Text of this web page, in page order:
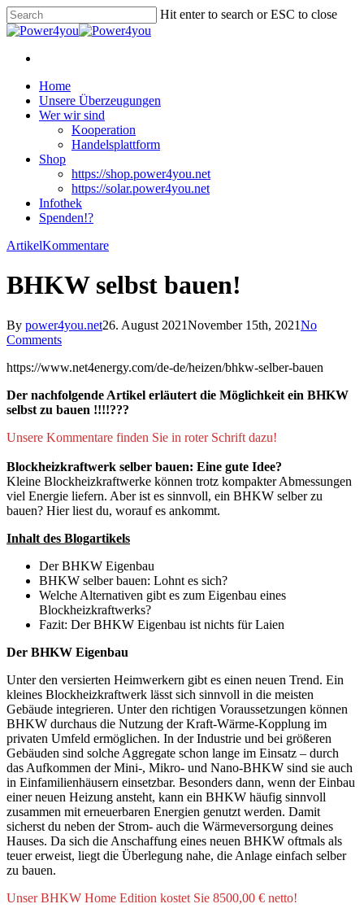
Skip
to
content
Hit enter to search or ESC to close
Close
Menu
Menu
Home
Unsere Überzeugungen
Wer wir sind
Kooperation
Handelsplattform
Shop
https://shop.power4you.net
https://solar.power4you.net
Infothek
Spenden!?
ArtikelKommentare
BHKW selbst bauen!
By power4you.net26. August 2021November 15th, 2021No
Comments
https://www.net4energy.com/de-de/heizen/bhkw-selber-bauen
Der nachfolgende Artikel erläutert die Möglichkeit ein BHKW
selbst zu bauen !!!!???
Unsere Kommentare finden Sie in roter Schrift dazu!
Blockheizkraftwerk selber bauen: Eine gute Idee?
Kleine Blockheizkraftwerke können trotz kompakter Abmessungen
viel Energie liefern. Aber ist es sinnvoll, ein BHKW selber zu
bauen? Hier liest du, worauf es ankommt.
Inhalt des Blogartikels
Der BHKW Eigenbau
BHKW selber bauen: Lohnt es sich?
Welche Alternativen gibt es zum Eigenbau eines
Blockheizkraftwerks?
Fazit: Der BHKW Eigenbau ist nichts für Laien
Der BHKW Eigenbau
Unter den versierten Heimwerkern gibt es einen neuen Trend. Ein
kleines Blockheizkraftwerk lässt sich sinnvoll in die meisten
Gebäude integrieren. Unter den richtigen Voraussetzungen können
BHKW durchaus die Nutzung der Kraft-Wärme-Kopplung im
privaten Umfeld ermöglichen. In der Industrie und bei größeren
Gebäuden sind solche Aggregate schon lange im Einsatz – durch
das Aufkommen der Mini-, Mikro- und Nano-BHKW sind sie auch
in Einfamilienhäusern einsetzbar. Besonders dann, wenn der Einbau
einer neuen Heizung ansteht, kann ein BHKW häufig sinnvoll
zusammen mit erneuerbaren Energien genutzt werden. Damit
sicherst du neben der Strom- auch die Wärmeversorgung deines
Hauses. Da sich die Anschaffung eines neuen BHKW oftmals als
teuer erweist, liegt die Überlegung nahe, die Anlage einfach selber
zu bauen.
Unser BHKW Home Edition kostet Sie 8500,00 € netto!